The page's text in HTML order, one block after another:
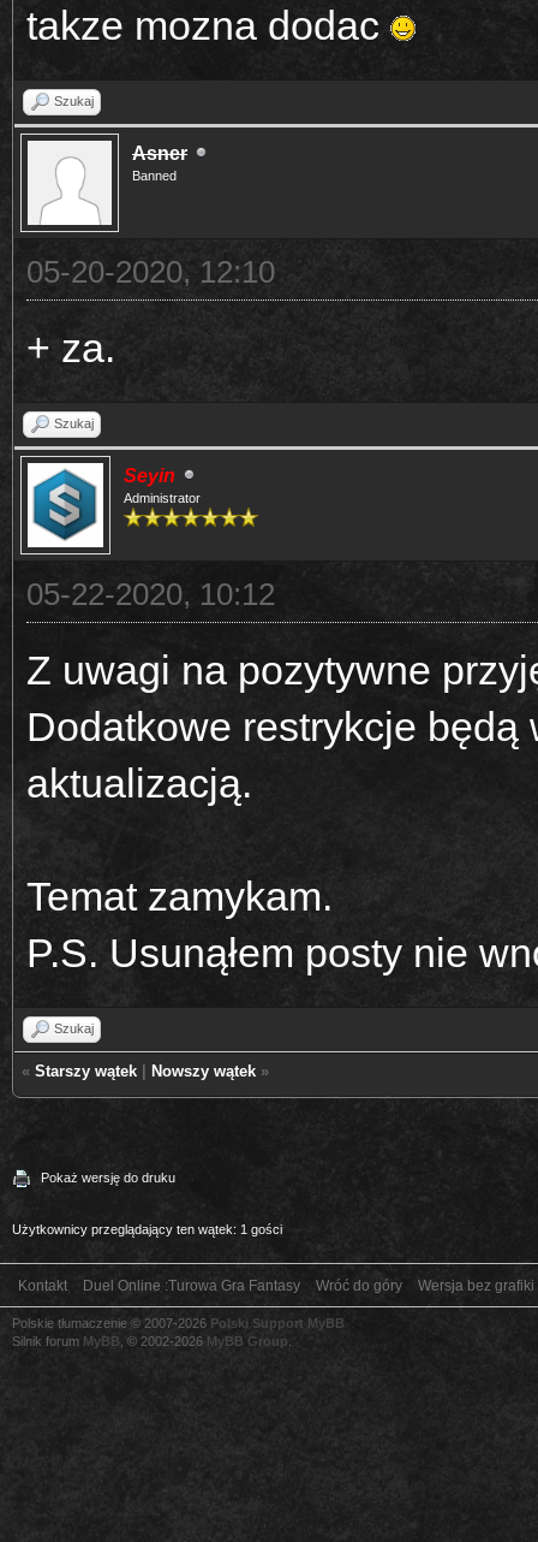
takze mozna dodac
Szukaj
Asner
Banned
05-20-2020, 12:10
+ za.
Szukaj
Seyin
Administrator
05-22-2020, 10:12
Z uwagi na pozytywne
Dodatkowe restrykcje
aktualizacją.
Temat zamykam.
P.S. Usunąłem posty nie
Szukaj
« Starszy wątek Nowszy wątek »
Pokaż wersję do druku
Użytkownicy przeglądający ten wątek: 1 gości
Kontakt Duel Online :Turowa Gra Fantasy Wróć do góry Wersja bez grafiki
Polskie tłumaczenie © 2007-2026 Polski Support MyBB
Silnik forum MyBB , © 2002-2026 MyBB Group